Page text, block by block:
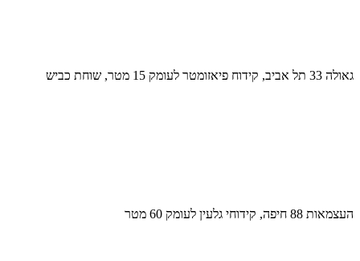
גאולה 33 תל אביב, קידוח פיאזומטר לעומק 15 מטר, שוחת כביש
העצמאות 88 חיפה, קידוחי גלעין לעומק 60 מטר